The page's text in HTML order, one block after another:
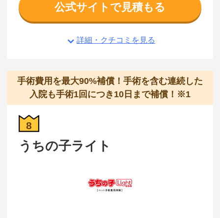
公式サイトで見積もる
詳細・クチコミを見る
手術費用を最大90%補償！手術を含む連続した
入院も手術1回につき10日まで補償！※1
8
うちの子ライト